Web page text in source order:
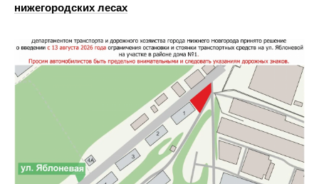
нижегородских лесах